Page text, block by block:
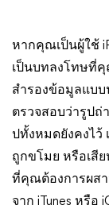
หากคุณเป็นผู้ใช้
เป็นบทลงโทษที่
สำรองข้อมูลแบบ
ตรวจสอบว่ารูป
ปทั้งหมดยังคงไว้
ถูกขโมย หรือเสีย
ที่คุณต้องการผสา
จาก iTunes หรือ